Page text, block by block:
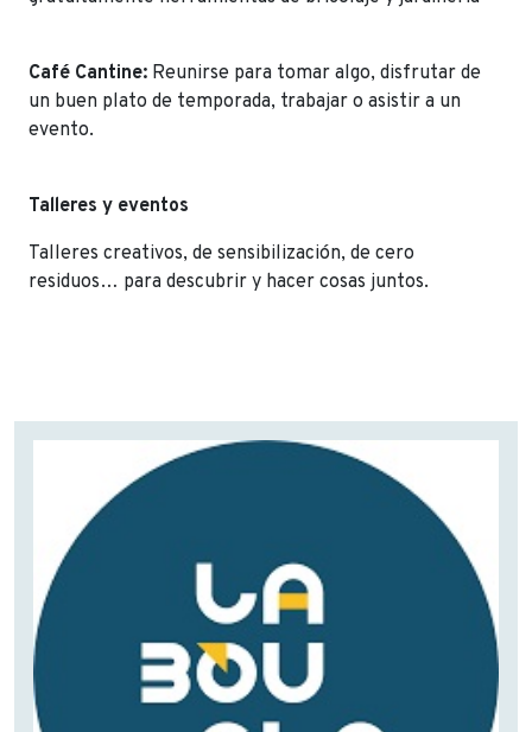
Café Cantine: Reunirse para tomar algo, disfrutar de
un buen plato de temporada, trabajar o asistir a un
evento.
Talleres y eventos
Talleres creativos, de sensibilización, de cero
residuos… para descubrir y hacer cosas juntos.